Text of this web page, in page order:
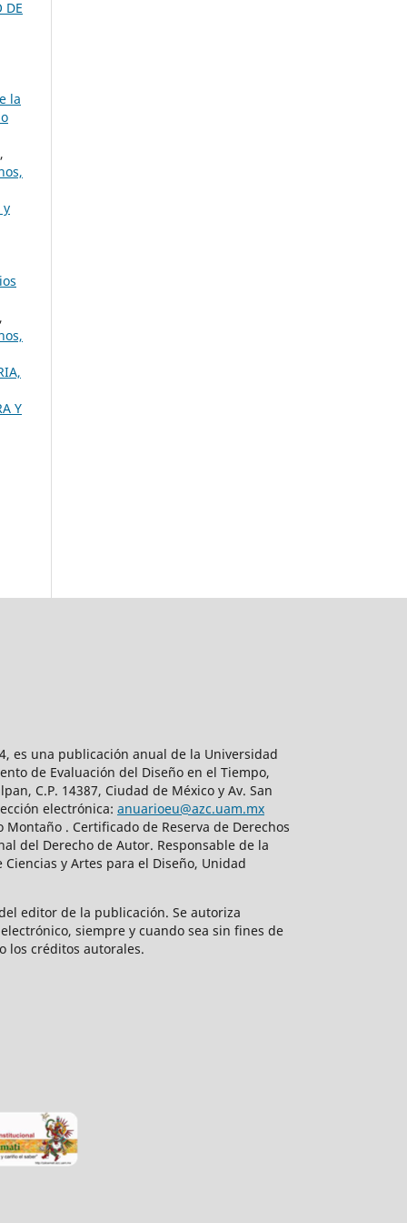
DE
la
,
y
,
Y
es una publicación anual de la Universidad
de Evaluación del Diseño en el Tiempo,
C.P. 14387, Ciudad de México y Av. San
electrónica: anuarioeu@azc.uam.mx
. Certificado de Reserva de Derechos
del Derecho de Autor. Responsable de la
y Artes para el Diseño, Unidad
editor de la publicación. Se autoriza
siempre y cuando sea sin fines de
los créditos autorales.